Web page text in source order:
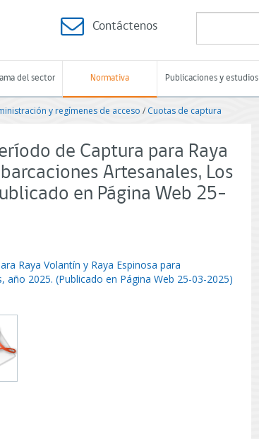
Contáctenos
del sector Normativa Publicaciones y estudios
y regímenes de acceso / Cuotas de captura
de Captura para Raya
Artesanales, Los
en Página Web 25-
Raya Volantín y Raya Espinosa para
2025. (Publicado en Página Web 25-03-2025)